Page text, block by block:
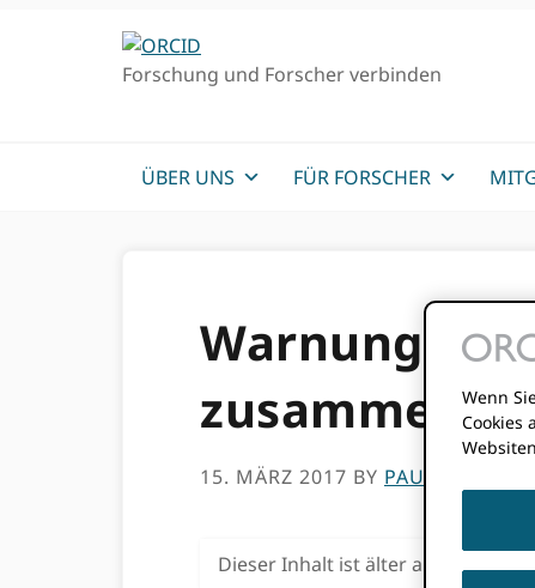
HauptnavigationForschung und Forscher verbinden
ÜBER UNS FÜR FORSCHER
Warnung zu
15. MÄRZ 2017 BY PAULA DEMAIN
Dieser Inhalt ist älter als drei
Wenn
Cookies